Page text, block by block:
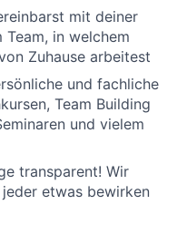
mit deiner
Team, in welchem
Zuhause arbeitest
und fachliche
Team Building
und vielem
transparent! Wir
etwas bewirken